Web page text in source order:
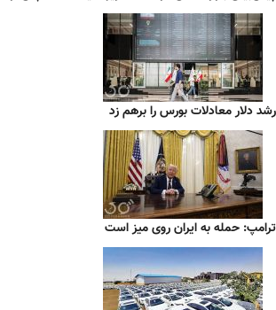
رشد دلار معادلات بورس را برهم زد
ترامپ: حمله به ایران روی میز است